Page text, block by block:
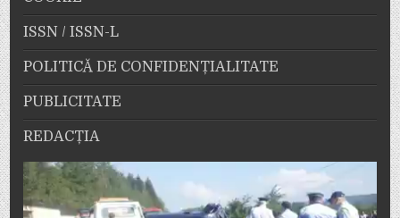
ISSN / ISSN-L
POLITICĂ DE CONFIDENȚIALITATE
PUBLICITATE
REDACȚIA